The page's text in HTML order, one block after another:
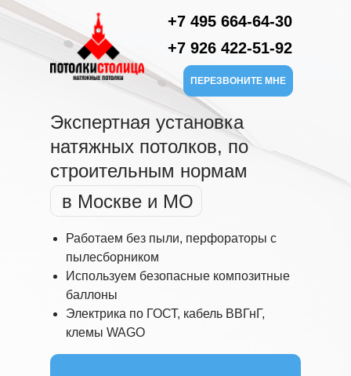
+7 495 664-64-30
+7 926 422-51-92
ПЕРЕЗВОНИТЕ МНЕ
Экспертная установка
натяжных потолков, по
строительным нормам
Работаем без пыли, перфораторы с
пылесборником
Используем безопасные композитные
баллоны
Электрика по ГОСТ, кабель ВВГнГ,
клемы WAGO
в Москве и МО